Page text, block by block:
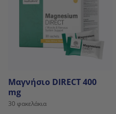
Μαγνήσιο DIRECT 400
mg
30 φακελάκια